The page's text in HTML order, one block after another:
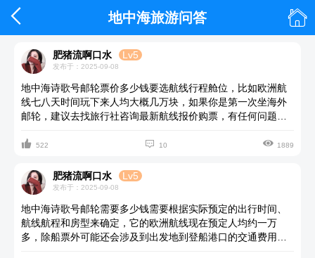
 地中海旅游问答 
肥猪流啊口水 Lv5
发布于：2025-09-08
地中海诗歌号邮轮票价多少钱要选航线行程舱位，比如欧洲航
线七八天时间玩下来人均大概几万块，如果你是第一次坐海外
邮轮，建议去找旅行社咨询最新航线报价购票，有任何问题他
时间知晓的。
 522  10  1889
肥猪流啊口水 Lv5
发布于：2025-09-08
地中海诗歌号邮轮需要多少钱需要根据实际预定的出行时间、
航线航程和房型来确定，它的欧洲航线现在预定人均约一万
多，除船票外可能还会涉及到出发地到登船港口的交通费用，